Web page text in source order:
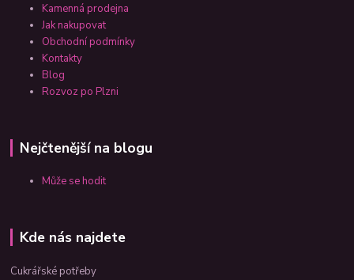
Kamenná prodejna
Jak nakupovat
Obchodní podmínky
Kontakty
Blog
Rozvoz po Plzni
Nejčtenější na blogu
Může se hodit
Kde nás najdete
Cukrářské potřeby